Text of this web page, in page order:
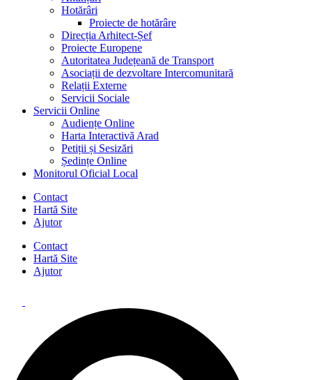
Hotărâri
Proiecte de hotărâre
Direcția Arhitect-Șef
Proiecte Europene
Autoritatea Județeană de Transport
Asociații de dezvoltare Intercomunitară
Relații Externe
Servicii Sociale
Servicii Online
Audiențe Online
Harta Interactivă Arad
Petiții și Sesizări
Ședințe Online
Monitorul Oficial Local
Contact
Hartă Site
Ajutor
Contact
Hartă Site
Ajutor